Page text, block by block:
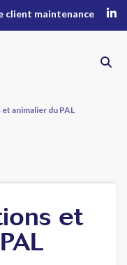
client maintenance
animalier du PAL
et